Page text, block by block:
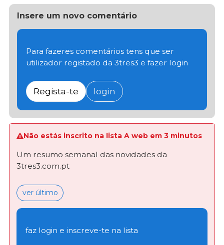
Insere um novo comentário
Para fazeres comentários tens que ser
utilizador registado da 3tres3 e fazer login
Regista-te login
Não estás inscrito na lista A web em 3 minutos
Um resumo semanal das novidades da
3tres3.com.pt
ver último
faz login e inscreve-te na lista